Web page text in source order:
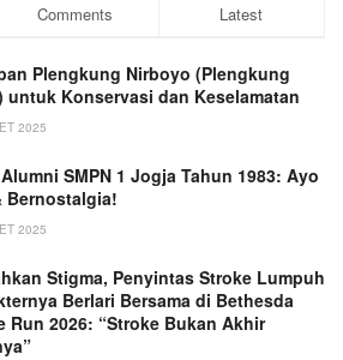
Comments Latest
Plengkung Nirboyo (Plengkung
untuk Konservasi dan Keselamatan
2025
SMPN 1 Jogja Tahun 1983: Ayo
Bernostalgia!
2025
Stigma, Penyintas Stroke Lumpuh
Berlari Bersama di Bethesda
Run 2026: “Stroke Bukan Akhir